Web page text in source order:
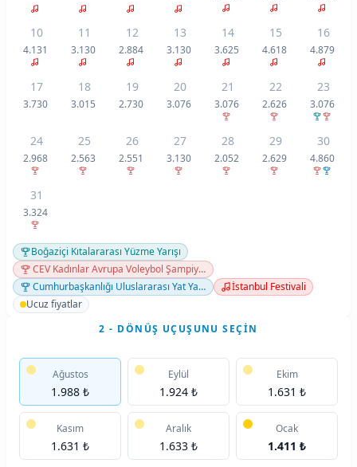
10
4.131
11
3.130
12
2.884
13
3.130
14
3.625
15
4.618
16
4.879
17
3.730
18
3.015
19
2.730
20
3.076
21
3.076
22
2.626
23
3.076
24
2.968
25
2.563
26
2.551
27
3.130
28
2.052
29
2.629
30
4.860
31
3.324
Boğaziçi Kıtalararası Yüzme Yarışı
CEV Kadınlar Avrupa Voleybol Şampiyonası
Cumhurbaşkanlığı Uluslararası Yat Yarışları — Zafer Kupası
İstanbul Festivali
Ucuz fiyatlar
2 - DÖNÜŞ UÇUŞUNU SEÇIN
Ağustos
1.988 ₺
Eylül
1.924 ₺
Ekim
1.631 ₺
Kasım
1.631 ₺
Aralık
1.633 ₺
Ocak
1.411 ₺